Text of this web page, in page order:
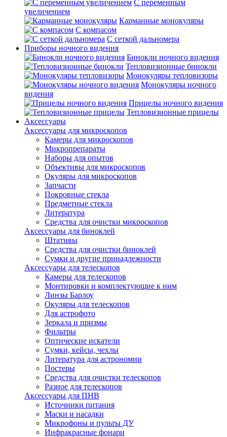
С переменным
увеличением
Карманные монокуляры
С компасом
С сеткой дальномера
Приборы ночного видения
Бинокли ночного видения
Тепловизионные бинокли
Монокуляры тепловизоры
Монокуляры ночного
видения
Прицелы ночного видения
Тепловизионные прицелы
Аксессуары
Аксессуары для микроскопов
Камеры для микроскопов
Микропрепараты
Наборы для опытов
Объективы для микроскопов
Окуляры для микроскопов
Запчасти
Покровные стекла
Предметные стекла
Литература
Средства для очистки микроскопов
Аксессуары для биноклей
Штативы
Средства для очистки биноклей
Сумки и другие принадлежности
Аксессуары для телескопов
Камеры для телескопов
Монтировки и комплектующие к ним
Линзы Барлоу
Окуляры для телескопов
Для астрофото
Зеркала и призмы
Фильтры
Оптические искатели
Сумки, кейсы, чехлы
Литература для астрономии
Постеры
Средства для очистки телескопов
Разное для телескопов
Аксессуары для ПНВ
Источники питания
Маски и насадки
Микрофоны и пульты ДУ
Инфракрасные фонари